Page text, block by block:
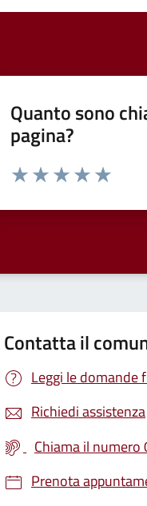
Quanto sono
pagina?
Valuta da 1 a 5 stelle la pagina
Contatta il
Leggi le domande
Richiedi assistenza
Chiama il
Prenota